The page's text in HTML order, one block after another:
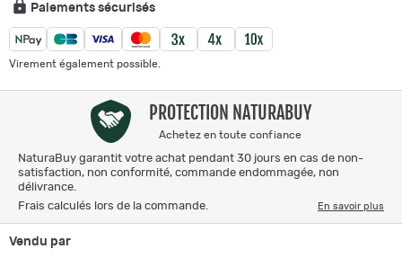
Paiements sécurisés
Virement également possible.
PROTECTION NATURABUY
Achetez en toute confiance
NaturaBuy garantit votre achat pendant 30 jours en cas de non-
satisfaction, non conformité, commande endommagée, non
délivrance.
Frais calculés lors de la commande.
En savoir plus
Vendu par